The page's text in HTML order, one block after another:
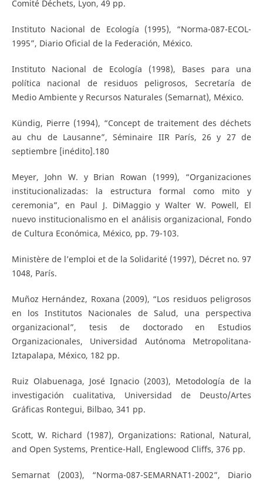
Comité Déchets, Lyon, 49 pp.
Instituto Nacional de Ecología (1995), “Norma-087-ECOL-
1995”, Diario Oficial de la Federación, México.
Instituto Nacional de Ecología (1998), Bases para una
política nacional de residuos peligrosos, Secretaría de
Medio Ambiente y Recursos Naturales (Semarnat), México.
Kündig, Pierre (1994), “Concept de traitement des déchets
au chu de Lausanne”, Séminaire IIR París, 26 y 27 de
septiembre [inédito].180
Meyer, John W. y Brian Rowan (1999), “Organizaciones
institucionalizadas: la estructura formal como mito y
ceremonia”, en Paul J. DiMaggio y Walter W. Powell, El
nuevo institucionalismo en el análisis organizacional, Fondo
de Cultura Económica, México, pp. 79-103.
Ministère de l’emploi et de la Solidarité (1997), Décret no. 97
1048, París.
Muñoz Hernández, Roxana (2009), “Los residuos peligrosos
en los Institutos Nacionales de Salud, una perspectiva
organizacional”, tesis de doctorado en Estudios
Organizacionales, Universidad Autónoma Metropolitana-
Iztapalapa, México, 182 pp.
Ruiz Olabuenaga, José Ignacio (2003), Metodología de la
investigación cualitativa, Universidad de Deusto/Artes
Gráficas Rontegui, Bilbao, 341 pp.
Scott, W. Richard (1987), Organizations: Rational, Natural,
and Open Systems, Prentice-Hall, Englewood Cliffs, 376 pp.
Semarnat (2003), “Norma-087-SEMARNAT1-2002”, Diario